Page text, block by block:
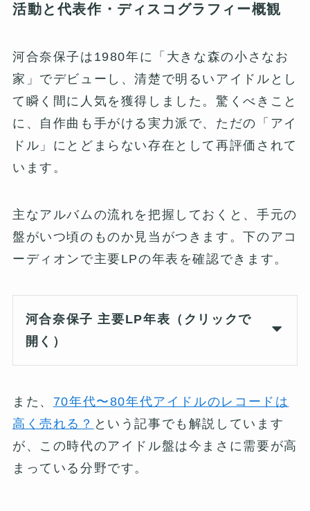
活動と代表作・ディスコグラフィー概観
河合奈保子は1980年に「大きな森の小さなお
家」でデビューし、清楚で明るいアイドルとし
て瞬く間に人気を獲得しました。驚くべきこと
に、自作曲も手がける実力派で、ただの「アイ
ドル」にとどまらない存在として再評価されて
います。
主なアルバムの流れを把握しておくと、手元の
盤がいつ頃のものか見当がつきます。下のアコ
ーディオンで主要LPの年表を確認できます。
河合奈保子 主要LP年表（クリックで
開く）
また、 70年代〜80年代アイドルのレコードは
高く売れる？ という記事でも解説しています
が、この時代のアイドル盤は今まさに需要が高
まっている分野です。